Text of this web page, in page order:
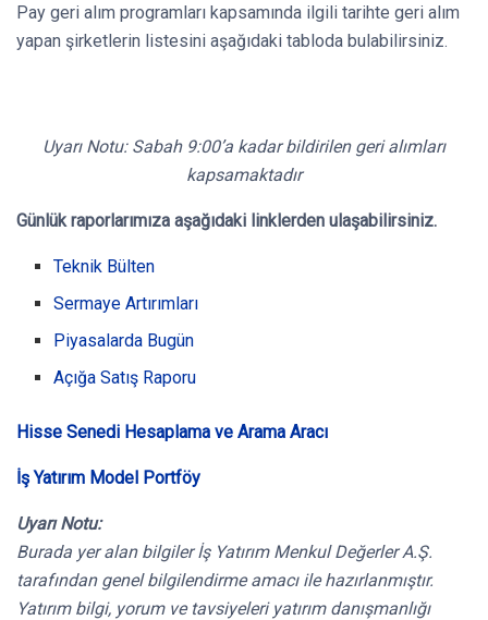
Pay geri alım programları kapsamında ilgili tarihte geri alım
yapan şirketlerin listesini aşağıdaki tabloda bulabilirsiniz.
Uyarı Notu: Sabah 9:00’a kadar bildirilen geri alımları
kapsamaktadır
Günlük raporlarımıza aşağıdaki linklerden ulaşabilirsiniz.
Teknik Bülten
Sermaye Artırımları
Piyasalarda Bugün
Açığa Satış Raporu
Hisse Senedi Hesaplama ve Arama Aracı
İş Yatırım Model Portföy
Uyarı Notu:
Burada yer alan bilgiler İş Yatırım Menkul Değerler A.Ş.
tarafından genel bilgilendirme amacı ile hazırlanmıştır.
Yatırım bilgi, yorum ve tavsiyeleri yatırım danışmanlığı